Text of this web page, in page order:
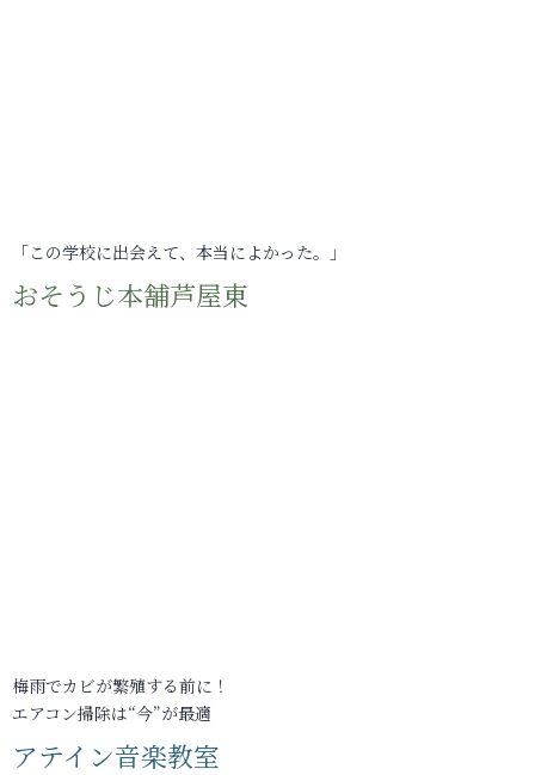
「この学校に出会えて、本当によかった。」
おそうじ本舗芦屋東
梅雨でカビが繁殖する前に！
エアコン掃除は“今”が最適
アテイン音楽教室